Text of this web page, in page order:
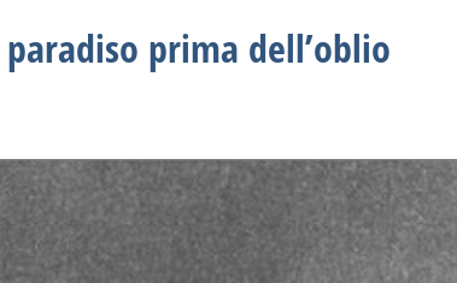
prima dell’oblio